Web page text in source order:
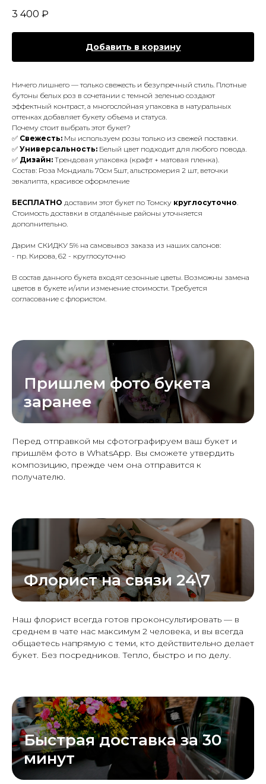
3 400 ₽
Добавить в корзину
Ничего лишнего — только свежесть и безупречный стиль. Плотные
бутоны белых роз в сочетании с темной зеленью создают
эффектный контраст, а многослойная упаковка в натуральных
оттенках добавляет букету объема и статуса.
Почему стоит выбрать этот букет?
✅ Свежесть: Мы используем розы только из свежей поставки.
✅ Универсальность: Белый цвет подходит для любого повода.
✅ Дизайн: Трендовая упаковка (крафт + матовая пленка).
Состав: Роза Мондиаль 70см 5шт, альстромерия 2 шт, веточки
эвкалипта, красивое оформление
БЕСПЛАТНО доставим этот букет по Томску круглосуточно.
Стоимость доставки в отдалённые районы уточняется
дополнительно.
Дарим СКИДКУ 5% на самовывоз заказа из наших салонов:
- пр. Кирова, 62 - круглосуточно
В состав данного букета входят сезонные цветы. Возможны замена
цветов в букете и/или изменение стоимости. Требуется
согласование с флористом.
Пришлем фото букета
заранее
Перед отправкой мы сфотографируем ваш букет и
пришлём фото в WhatsApp. Вы сможете утвердить
композицию, прежде чем она отправится к
получателю.
Флорист на связи 24\7
Наш флорист всегда готов проконсультировать — в
среднем в чате нас максимум 2 человека, и вы всегда
общаетесь напрямую с теми, кто действительно делает
букет. Без посредников. Тепло, быстро и по делу.
Быстрая доставка за 30
минут